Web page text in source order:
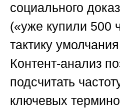
социального
(«уже купили 500
тактику
Контент-анализ
подсчитать
ключевых